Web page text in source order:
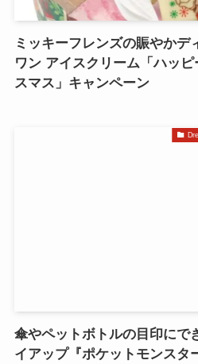
ミッキーフレンズの賑やかデ
ワン アイスクリーム「ハッ
スマス」キャンペーン
傘やペットボトルの目印にで
イアップ『ポケットモンスタ